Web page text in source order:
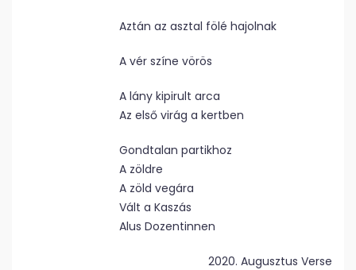
Aztán az asztal fölé hajolnak
A vér színe vörös
A lány kipirult arca
Az első virág a kertben
Gondtalan partikhoz
A zöldre
A zöld vegára
Vált a Kaszás
Alus Dozentinnen
2020. Augusztus Verse